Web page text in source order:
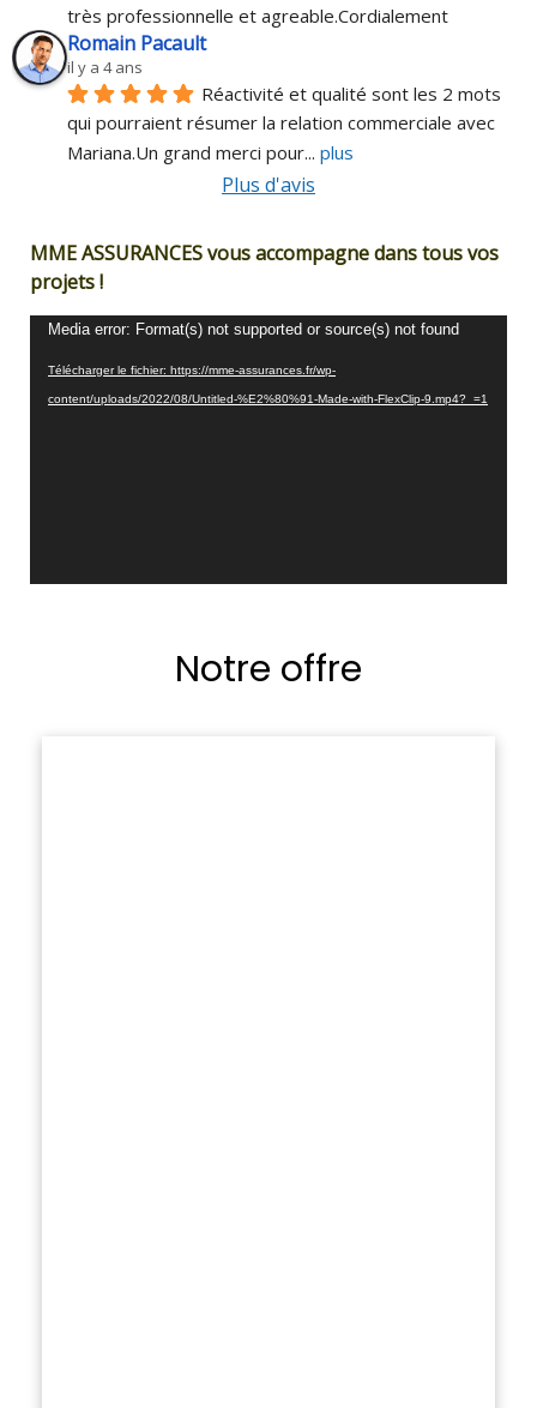
très professionnelle et agreable.Cordialement
Romain Pacault
il y a 4 ans
Réactivité et qualité sont les 2 mots
qui pourraient résumer la relation commerciale avec
Mariana.Un grand merci pour... plus
Plus d'avis
MME ASSURANCES vous accompagne dans tous vos
projets !
Lecteur
vidéo
Media error: Format(s) not supported or source(s) not found
Télécharger le fichier: https://mme-assurances.fr/wp-
content/uploads/2022/08/Untitled-%E2%80%91-Made-with-FlexClip-9.mp4?_=1
Notre offre